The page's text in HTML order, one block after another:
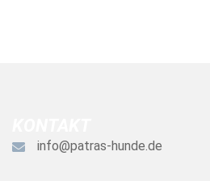
info@patras-hunde.de